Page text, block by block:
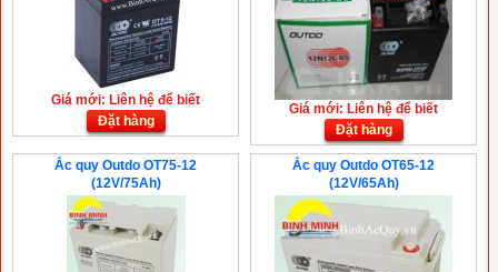
Giá mới: Liên hệ để biết
Đặt hàng
Giá mới: Liên hệ để biết
Đặt hàng
Ắc quy Outdo OT75-12
(12V/75Ah)
Ắc quy Outdo OT65-12
(12V/65Ah)